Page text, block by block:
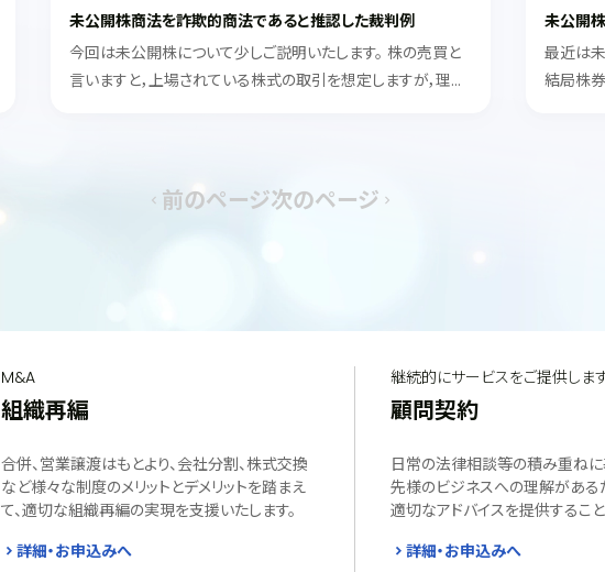
未公開株商法を詐欺的商法であると推認した裁判例
今回は未公開株について少しご説明いたします。 株の売買と
言いますと，上場されている株式の取引を想定しますが，理屈
未公開
最近は
結局株
chevron_left 前のページ次のページ chevron_right
M&A
組織再編
合併、営業譲渡はもとより、会社分割、株式交換
など様々な制度のメリットとデメリットを踏まえ
て、適切な組織再編の実現を支援いたします。
詳細・お申込みへ
継続的にサービスをご提供しま
顧問契約
日常の法律相談等の積み重ねに
先様のビジネスへの理解がある
適切なアドバイスを提供すること
詳細・お申込みへ